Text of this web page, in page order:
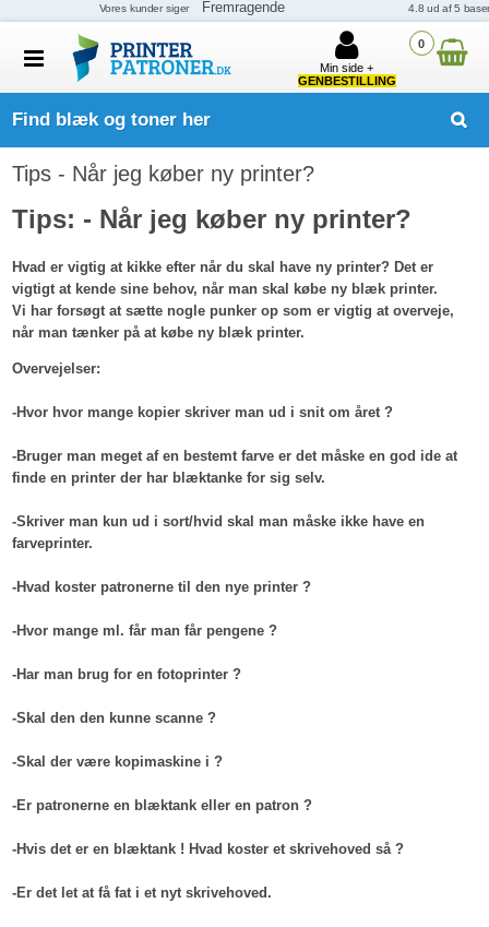
0
Min side +
GENBESTILLING
Find blæk og toner her
Tips - Når jeg køber ny printer?
Tips: - Når jeg køber ny printer?
Hvad er vigtig at kikke efter når du skal have ny printer? Det er
vigtigt at kende sine behov, når man skal købe ny blæk printer.
Vi har forsøgt at sætte nogle punker op som er vigtig at overveje,
når man tænker på at købe ny blæk printer.
Overvejelser:
-Hvor hvor mange kopier skriver man ud i snit om året ?
-Bruger man meget af en bestemt farve er det måske en god ide at
finde en printer der har blæktanke for sig selv.
-Skriver man kun ud i sort/hvid skal man måske ikke have en
farveprinter.
-Hvad koster patronerne til den nye printer ?
-Hvor mange ml. får man får pengene ?
-Har man brug for en fotoprinter ?
-Skal den den kunne scanne ?
-Skal der være kopimaskine i ?
-Er patronerne en blæktank eller en patron ?
-Hvis det er en blæktank ! Hvad koster et skrivehoved så ?
-Er det let at få fat i et nyt skrivehoved.